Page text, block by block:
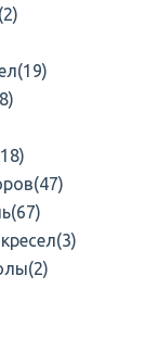
(2)
(19)
(47)
(67)
(3)
(2)